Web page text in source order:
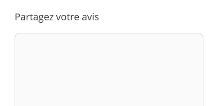
Partagez votre avis
Commentaire